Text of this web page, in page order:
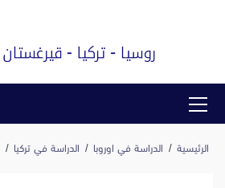
القائمة
الرئيسية الدراسة في اوروبا الدراسة في تركيا